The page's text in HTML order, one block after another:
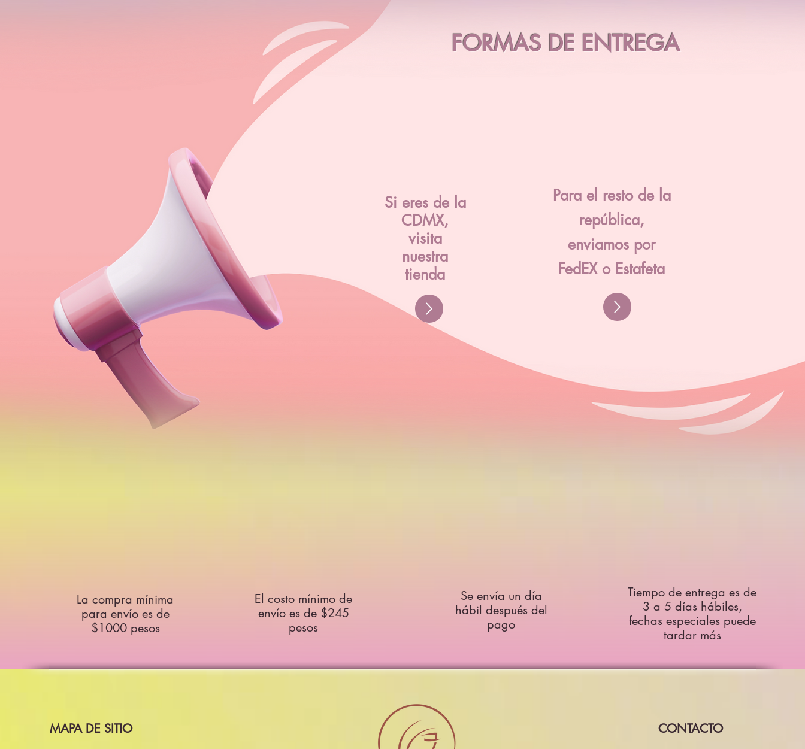
FORMAS DE ENTREGA
Si eres de la
CDMX,
visita
nuestra
tienda
Para el resto de la
república,
enviamos por
FedEX o Estafeta
La compra mínima
para envío es de
$1000 pesos
El costo mínimo de
envío es de $245
pesos
Se envía un día
hábil después del
pago
Tiempo de entrega es de
3 a 5 días hábiles,
fechas especiales puede
tardar más
MAPA DE SITIO CONTACTO